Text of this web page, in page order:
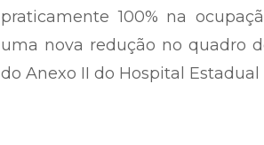
praticamente 100% na
uma nova redução no quadro
do Anexo II do Hospital